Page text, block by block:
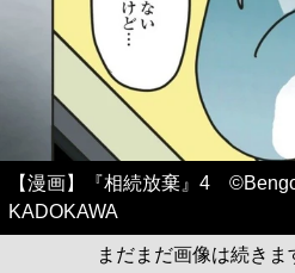
【漫画】『相続放棄』4
KADOKAWA
まだまだ画像は続きま